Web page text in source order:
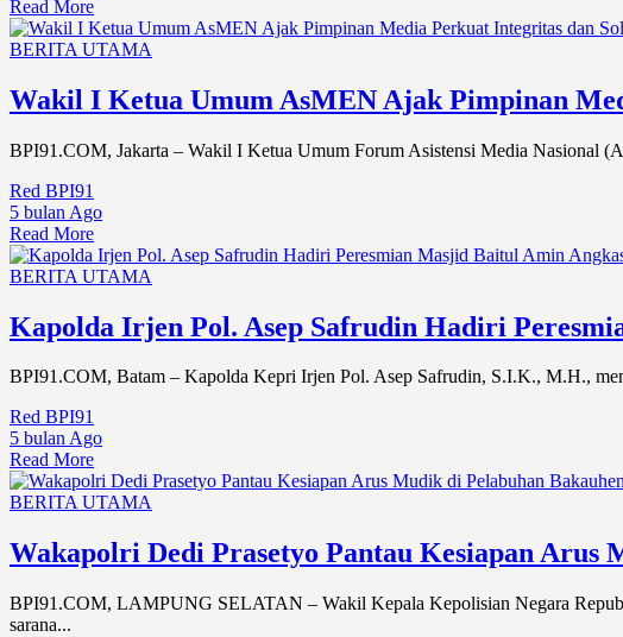
Read More
BERITA UTAMA
Wakil I Ketua Umum AsMEN Ajak Pimpinan
BPI91.COM, Jakarta – Wakil I Ketua Umum Forum Asistensi Media Nasional
Red BPI91
5 bulan Ago
Read More
BERITA UTAMA
Kapolda Irjen Pol. Asep Safrudin Hadiri
BPI91.COM, Batam – Kapolda Kepri Irjen Pol. Asep Safrudin, S.I.K., M.H.,
Red BPI91
5 bulan Ago
Read More
BERITA UTAMA
Wakapolri Dedi Prasetyo Pantau Kesiapan Arus
BPI91.COM, LAMPUNG SELATAN – Wakil Kepala Kepolisian Negara
sarana...